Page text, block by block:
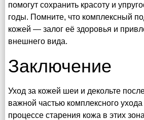
помогут сохранить красоту и
годы. Помните, что комплексный
кожей — залог её здоровья и
внешнего вида.
Заключение
Уход за кожей шеи и декольте
важной частью комплексного
процессе старения кожа в этих